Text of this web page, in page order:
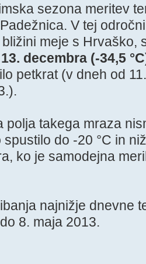
sezona meritev
V tej
meje s Hrvaško,
13. decembra (-34,5
petkrat (v dneh od
polja takega mraza
do -20 °C in
ko je samodejna
najnižje dnevne
8. maja 2013.